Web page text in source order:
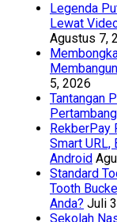
Legenda
Lewat
Agustus 7,
5, 2026
Tantangan
RekberPay
Smart
Android
Standard
Tooth
Anda? Juli
Sekolah